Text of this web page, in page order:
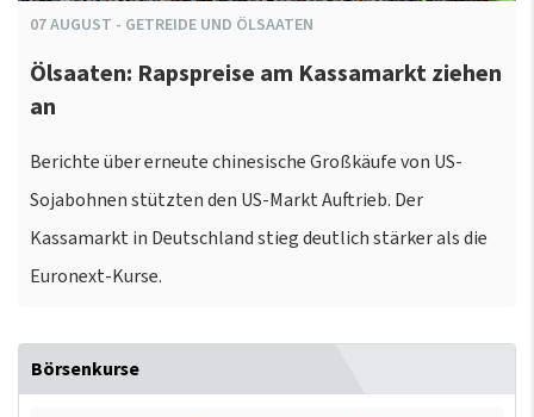
07AUGUST - GETREIDE UND ÖLSAATEN
Ölsaaten: Rapspreise am Kassamarkt ziehen
an
Berichte über erneute chinesische Großkäufe von US-
Sojabohnen stützten den US-Markt Auftrieb. Der
Kassamarkt in Deutschland stieg deutlich stärker als die
Euronext-Kurse.
Börsenkurse